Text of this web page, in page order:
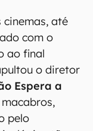
cinemas, até
com o
ao final
o diretor
Espera a
pelo